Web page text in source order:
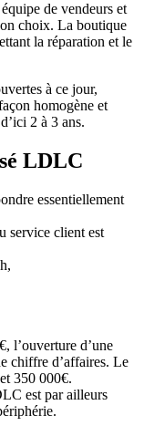
de vendeurs et
choix. La boutique
la réparation et le
à ce jour,
homogène et
2 à 3 ans.
LDLC
essentiellement
service client est
l’ouverture d’une
chiffre d’affaires. Le
350 000€.
est par ailleurs